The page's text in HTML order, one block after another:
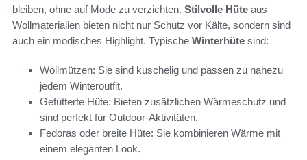
bleiben, ohne auf Mode zu verzichten. Stilvolle Hüte aus
Wollmaterialien bieten nicht nur Schutz vor Kälte, sondern sind
auch ein modisches Highlight. Typische Winterhüte sind:
Wollmützen: Sie sind kuschelig und passen zu nahezu
jedem Winteroutfit.
Gefütterte Hüte: Bieten zusätzlichen Wärmeschutz und
sind perfekt für Outdoor-Aktivitäten.
Fedoras oder breite Hüte: Sie kombinieren Wärme mit
einem eleganten Look.